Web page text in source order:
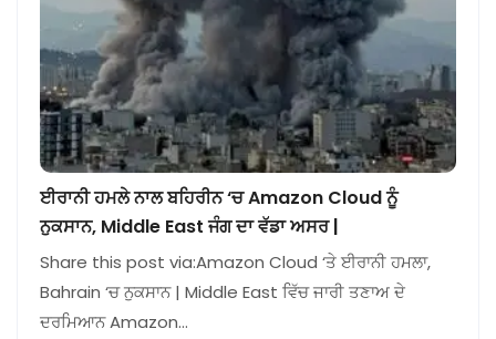
ਈਰਾਨੀ ਹਮਲੇ ਨਾਲ ਬਹਿਰੀਨ ‘ਚ Amazon Cloud ਨੂੰ
ਨੁਕਸਾਨ, Middle East ਜੰਗ ਦਾ ਵੱਡਾ ਅਸਰ |
Share this post via:Amazon Cloud ‘ਤੇ ਈਰਾਨੀ ਹਮਲਾ,
Bahrain ‘ਚ ਨੁਕਸਾਨ | Middle East ਵਿੱਚ ਜਾਰੀ ਤਣਾਅ ਦੇ
ਦਰਮਿਆਨ Amazon…